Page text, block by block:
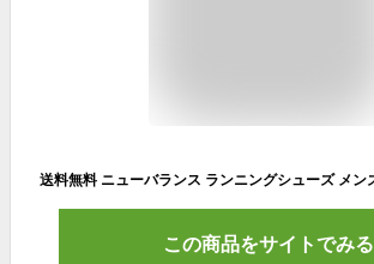
この商品をサイトでみる